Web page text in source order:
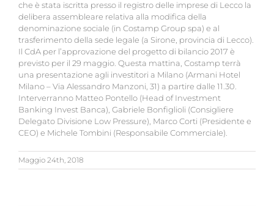
che è stata iscritta presso il registro delle imprese di Lecco la
delibera assembleare relativa alla modifica della
denominazione sociale (in Costamp Group spa) e al
trasferimento della sede legale (a Sirone, provincia di Lecco).
Il CdA per l’approvazione del progetto di bilancio 2017 è
previsto per il 29 maggio. Questa mattina, Costamp terrà
una presentazione agli investitori a Milano (Armani Hotel
Milano – Via Alessandro Manzoni, 31) a partire dalle 11.30.
Interverranno Matteo Pontello (Head of Investment
Banking Invest Banca), Gabriele Bonfiglioli (Consigliere
Delegato Divisione Low Pressure), Marco Corti (Presidente e
CEO) e Michele Tombini (Responsabile Commerciale).
Maggio 24th, 2018